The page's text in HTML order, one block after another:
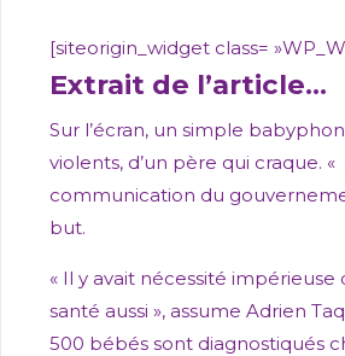
[siteorigin_widget class=
Extrait de l’article…
Sur l’écran, un simple
violents, d’un père qui craque.
communication du
but.
« Il y avait nécessité
santé aussi », assume Adrien
500 bébés sont diagnostiqués